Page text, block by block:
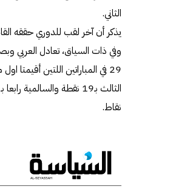
الثاني.
يذكر أن آخر لقب للدوري حققه القادسية موسم
نقاط.